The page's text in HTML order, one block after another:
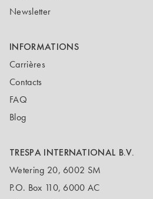
Newsletter
INFORMATIONS
Carrières
Contacts
FAQ
Blog
TRESPA INTERNATIONAL B.V.
Wetering 20, 6002 SM
P.O. Box 110, 6000 AC